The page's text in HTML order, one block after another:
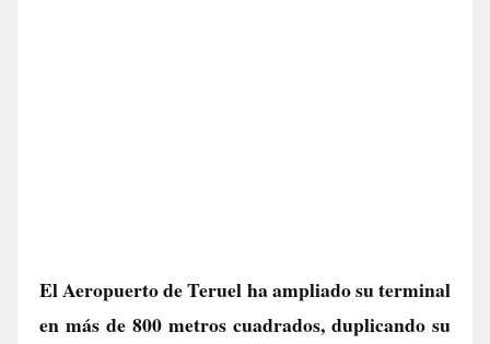
El Aeropuerto de Teruel ha ampliado su terminal
en más de 800 metros cuadrados, duplicando su